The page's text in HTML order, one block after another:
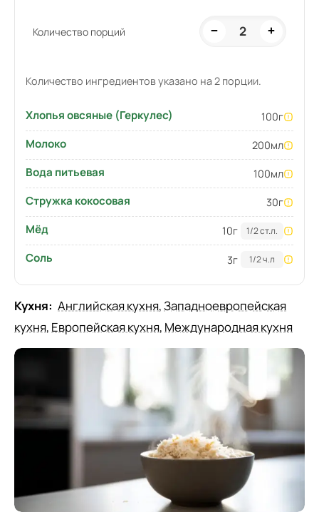
Количество порций − 2 +
Количество ингредиентов указано на 2 порции.
Хлопья овсяные (Геркулес) 100г
Молоко 200мл
Вода питьевая 100мл
Стружка кокосовая 30г
Мёд 10г 1/2 ст.л.
Соль 3г 1/2 ч.л
Кухня: Английская кухня,Западноевропейская
кухня, Европейская кухня, Международная кухня